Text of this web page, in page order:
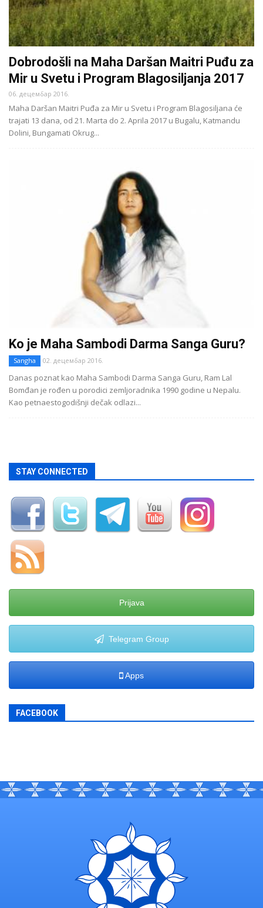
Dobrodošli na Maha Daršan Maitri Puđu za
Mir u Svetu i Program Blagosiljanja 2017
06. децембар 2016.
Maha Daršan Maitri Puđa za Mir u Svetu i Program Blagosiljana će
trajati 13 dana, od 21. Marta do 2. Aprila 2017 u Bugalu, Katmandu
Dolini, Bungamati Okrug...
Ko je Maha Sambodi Darma Sanga Guru?
Sangha 02. децембар 2016.
Danas poznat kao Maha Sambodi Darma Sanga Guru, Ram Lal
Bomđan je rođen u porodici zemljoradnika 1990 godine u Nepalu.
Kao petnaestogodišnji dečak odlazi...
STAY CONNECTED
Prijava
Telegram Group
Apps
FACEBOOK